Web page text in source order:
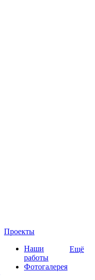
Проекты
Наши
работы
Фотогалерея
Ещё